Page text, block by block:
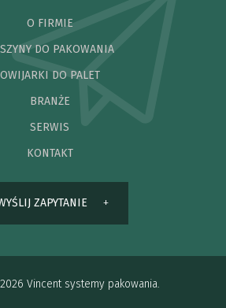
O FIRMIE
DO PAKOWANIA
OWIJARKI DO PALET
BRANŻE
SERWIS
KONTAKT
ZAPYTANIE
Vincent systemy pakowania.